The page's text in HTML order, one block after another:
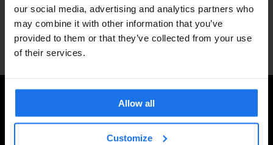
our social media, advertising and analytics partners who
may combine it with other information that you’ve
provided to them or that they’ve collected from your use
of their services.
Allow all
Customize
DEL TILBUDDET
TILMELD DIG VORES NYHEDSBREV OG MODTAG
EKSKLUSIVE TILBUD